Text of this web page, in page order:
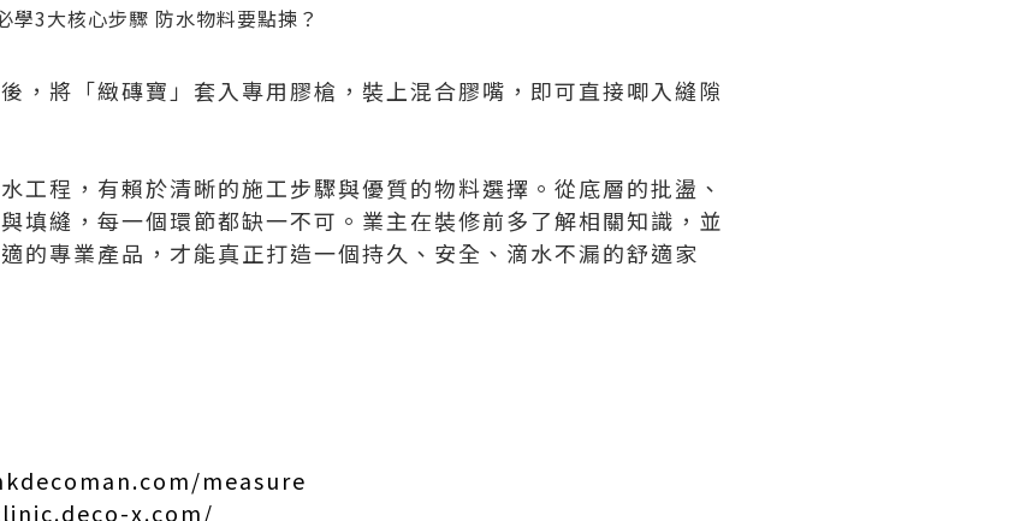
，將「緻磚寶」套入專用膠槍，裝上混合膠嘴，即可直接唧入縫隙
工程，有賴於清晰的施工步驟與優質的物料選擇。從底層的批盪、
填縫，每一個環節都缺一不可。業主在裝修前多了解相關知識，並
的專業產品，才能真正打造一個持久、安全、滴水不漏的舒適家
measure
x.com/